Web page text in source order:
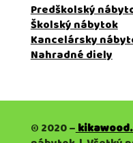
Predškolský
Školský nábytok
Kancelársky
Nahradné diely
© 2020 –